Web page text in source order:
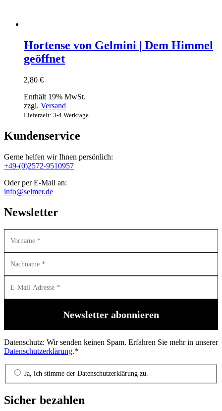
Hortense von Gelmini | Dem Himmel
geöffnet
2,80 €
Enthält 19% MwSt.
zzgl. Versand
Lieferzeit: 3-4 Werktage
Kundenservice
Gerne helfen wir Ihnen persönlich:
+49-(0)2572-9510957
Oder per E-Mail an:
info@selmer.de
Newsletter
Datenschutz: Wir senden keinen Spam. Erfahren Sie mehr in unserer
Datenschutzerklärung.*
Ja, ich stimme der Datenschutzerklärung zu.
Sicher bezahlen